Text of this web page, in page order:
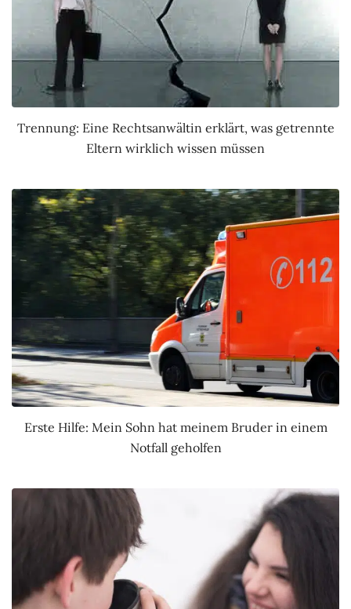
Trennung: Eine Rechtsanwältin erklärt, was getrennte
Eltern wirklich wissen müssen
Erste Hilfe: Mein Sohn hat meinem Bruder in einem
Notfall geholfen